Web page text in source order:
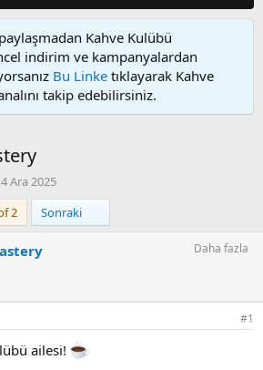
Kahve Kulübü
indirim ve kampanyalardan
Bu Linke tıklayarak Kahve
takip edebilirsiniz.
B
a
ş
l
a
t
a
r
4 Ara 2025
2
Sonraki
Daha fazla
#1
ailesi!